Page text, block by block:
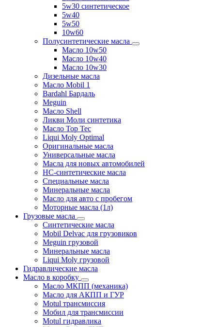
5w30 синтетическое
5w40
5w50
10w60
Полусинтетические масла
Масло 10w50
Масло 10w40
Масло 10w30
Дизельные масла
Масло Mobil 1
Bardahl Бардаль
Meguin
Масло Shell
Ликви Моли синтетика
Масло Top Tec
Liqui Moly Optimal
Оригинальные масла
Универсальные масла
Масла для новых автомобилей
HC-синтетические масла
Специальные масла
Минеральные масла
Масло для авто с пробегом
Моторные масла (1л)
Грузовые масла
Синтетические масла
Mobil Delvac для грузовиков
Meguin грузовой
Минеральные масла
Liqui Moly грузовой
Гидравлические масла
Масло в коробку
Масло МКПП (механика)
Масло для АКПП и ГУР
Motul трансмиссия
Мобил для трансмиссии
Motul гидравлика